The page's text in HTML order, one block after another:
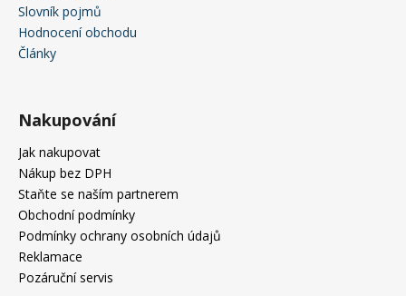
Slovník pojmů
Hodnocení obchodu
Články
Nakupování
Jak nakupovat
Nákup bez DPH
Staňte se naším partnerem
Obchodní podmínky
Podmínky ochrany osobních údajů
Reklamace
Pozáruční servis